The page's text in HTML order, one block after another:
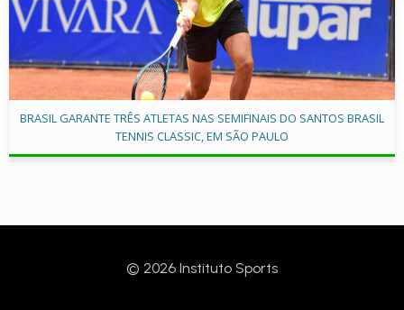
BRASIL GARANTE TRÊS ATLETAS NAS SEMIFINAIS DO SANTOS BRASIL
TENNIS CLASSIC, EM SÃO PAULO
© 2026 Instituto Sports